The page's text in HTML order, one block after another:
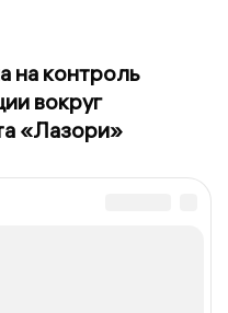
на контроль
вокруг
«Лазори»